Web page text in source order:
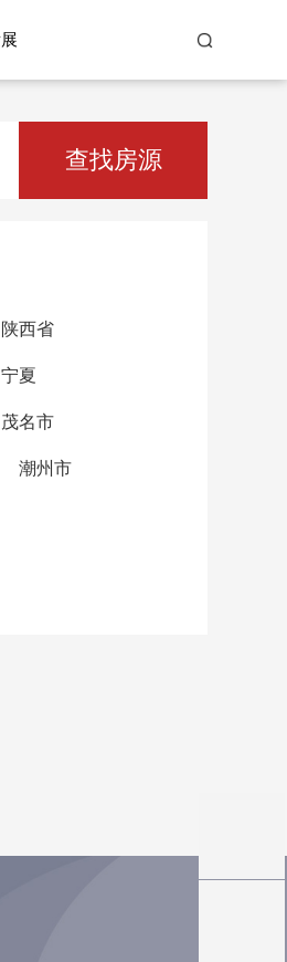
查找房源
陕西省
宁夏
茂名市
潮州市